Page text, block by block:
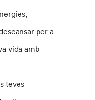
per a
vida amb
teves